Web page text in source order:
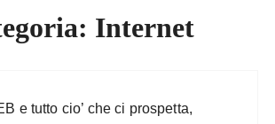
Internet
e tutto cio’ che ci prospetta,